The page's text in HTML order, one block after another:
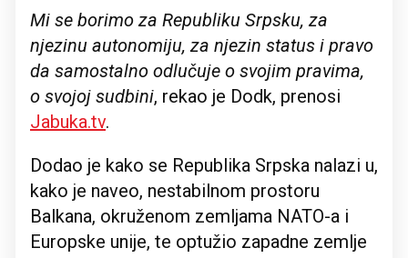
Mi se borimo za Republiku Srpsku, za
njezinu autonomiju, za njezin status i pravo
da samostalno odlučuje o svojim pravima,
o svojoj sudbini, rekao je Dodk, prenosi
Jabuka.tv.
Dodao je kako se Republika Srpska nalazi u,
kako je naveo, nestabilnom prostoru
Balkana, okruženom zemljama NATO-a i
Europske unije, te optužio zapadne zemlje